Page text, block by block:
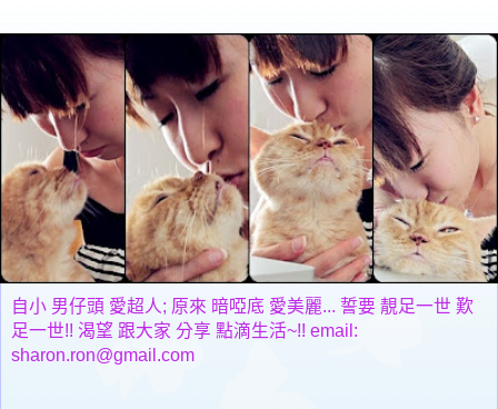
自小 男仔頭 愛超人; 原來 暗啞底 愛美麗... 誓要 靚足一世 歎
足一世!! 渴望 跟大家 分享 點滴生活~!! email:
sharon.ron@gmail.com